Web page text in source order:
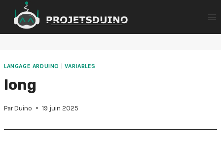
contenu
LANGAGE ARDUINO VARIABLES
long
Par Duino 19 juin 2025